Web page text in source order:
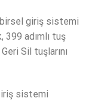
giriş sistemi
399 adımlı tuş
Sil tuşlarını
sistemi